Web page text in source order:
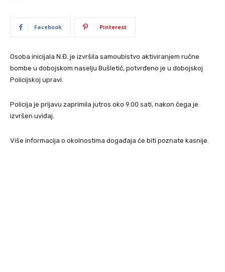
Facebook Pinterest
Osoba inicijala N.Đ. je izvršila samoubistvo aktiviranjem ručne
bombe u dobojskom naselju Bušletić, potvrđeno je u dobojskoj
Policijskoj upravi.
Policija je prijavu zaprimila jutros oko 9.00 sati, nakon čega je
izvršen uviđaj.
Više informacija o okolnostima događaja će biti poznate kasnije.